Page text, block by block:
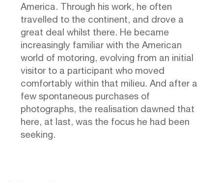
America. Through his work, he often
travelled to the continent, and drove a
great deal whilst there. He became
increasingly familiar with the American
world of motoring, evolving from an initial
visitor to a participant who moved
comfortably within that milieu. And after a
few spontaneous purchases of
photographs, the realisation dawned that
here, at last, was the focus he had been
seeking.